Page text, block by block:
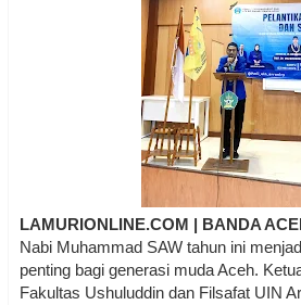
LAMURIONLINE.COM | BANDA
Nabi Muhammad SAW tahun ini
penting bagi generasi muda Aceh.
Fakultas Ushuluddin dan Filsafat UIN